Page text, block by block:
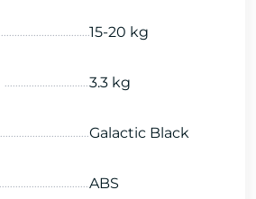
15-20 kg
3.3 kg
Galactic Black
ABS